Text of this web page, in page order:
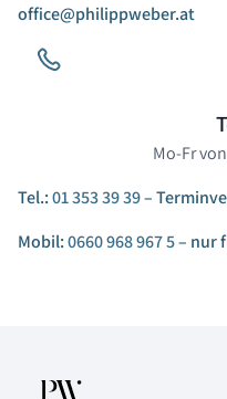
office@philippweber.at
Mo-Fr
Tel.:01 353 39 39–
Mobil:0660 968 967 5– nur